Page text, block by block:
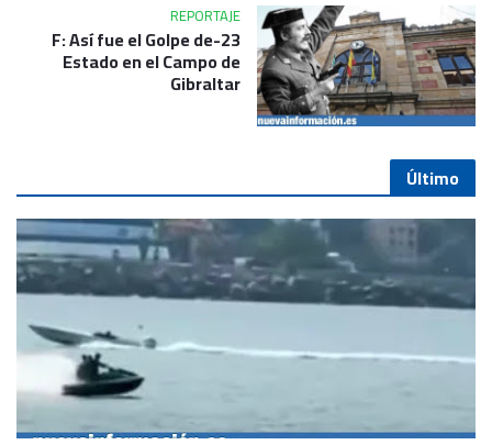
REPORTAJE
23-F: Así fue el Golpe de
Estado en el Campo de
Gibraltar
Último